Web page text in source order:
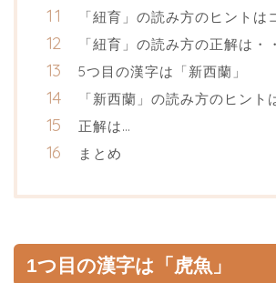
「紐育」の読み方のヒントは
「紐育」の読み方の正解は・
5つ目の漢字は「新西蘭」
「新西蘭」の読み方のヒント
正解は…
まとめ
1つ目の漢字は「虎魚」